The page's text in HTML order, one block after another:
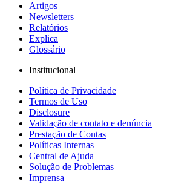
Artigos
Newsletters
Relatórios
Explica
Glossário
Institucional
Política de Privacidade
Termos de Uso
Disclosure
Validação de contato e denúncia
Prestação de Contas
Políticas Internas
Central de Ajuda
Solução de Problemas
Imprensa